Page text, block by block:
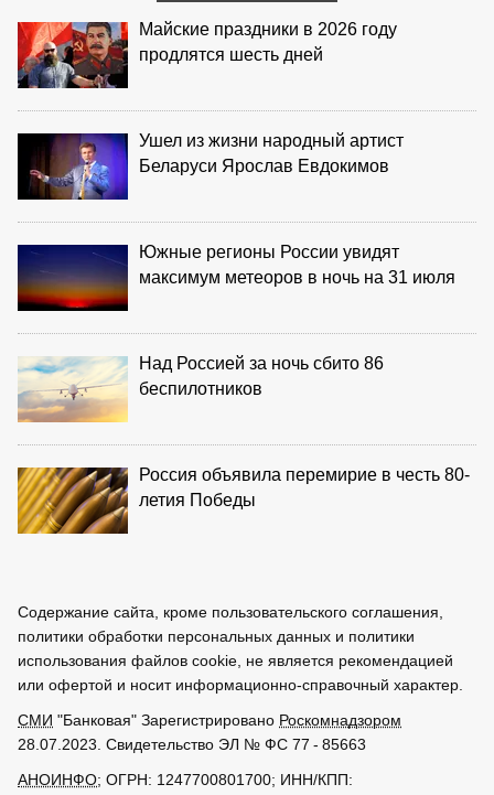
Майские праздники в 2026 году
продлятся шесть дней
Ушел из жизни народный артист
Беларуси Ярослав Евдокимов
Южные регионы России увидят
максимум метеоров в ночь на 31 июля
Над Россией за ночь сбито 86
беспилотников
Россия объявила перемирие в честь 80-
летия Победы
Содержание сайта, кроме пользовательского соглашения,
политики обработки персональных данных и политики
использования файлов cookie, не является рекомендацией
или офертой и носит информационно-справочный характер.
СМИ "Банковая" Зарегистрировано Роскомнадзором
28.07.2023. Свидетельство ЭЛ № ФС 77 - 85663
АНОИНФО; ОГРН: 1247700801700; ИНН/КПП: